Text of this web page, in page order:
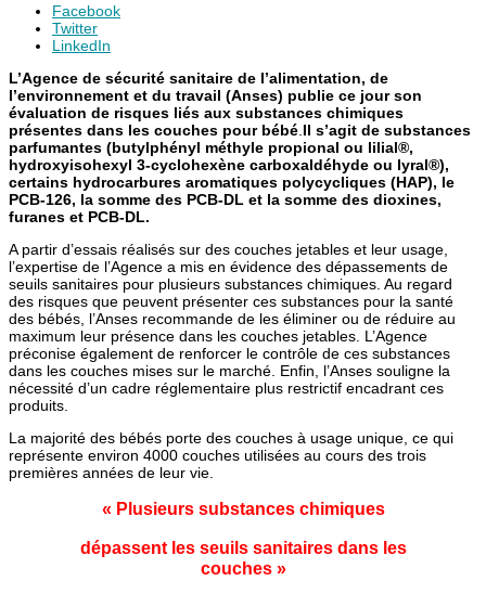
Facebook
Twitter
LinkedIn
L’Agence de sécurité sanitaire de l’alimentation, de
l’environnement et du travail (Anses) publie ce jour son
évaluation de risques liés aux substances chimiques
présentes dans les couches pour bébé Il s’agit de substances
parfumantes (butylphényl méthyle propional ou lilial®,
hydroxyisohexyl 3-cyclohexène carboxaldéhyde ou lyral®),
certains hydrocarbures aromatiques polycycliques (HAP), le
PCB-126, la somme des PCB-DL et la somme des dioxines,
furanes et PCB-DL.
A partir d’essais réalisés sur des couches jetables et leur usage,
l’expertise de l’Agence a mis en évidence des dépassements de
seuils sanitaires pour plusieurs substances chimiques. Au regard
des risques que peuvent présenter ces substances pour la santé
des bébés, l’Anses recommande de les éliminer ou de réduire au
maximum leur présence dans les couches jetables. L’Agence
préconise également de renforcer le contrôle de ces substances
dans les couches mises sur le marché. Enfin, l’Anses souligne la
nécessité d’un cadre réglementaire plus restrictif encadrant ces
produits.
La majorité des bébés porte des couches à usage unique, ce qui
représente environ 4000 couches utilisées au cours des trois
premières années de leur vie.
« Plusieurs substances chimiques
dépassent les seuils sanitaires dans les
couches »